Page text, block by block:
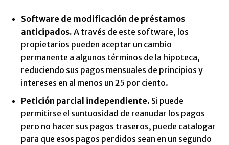
Software de modificación de préstamos
anticipados. A través de este software, los
propietarios pueden aceptar un cambio
permanente a algunos términos de la hipoteca,
reduciendo sus pagos mensuales de principios y
intereses en al menos un 25 por ciento.
Petición parcial independiente. Si puede
permitirse el suntuosidad de reanudar los pagos
pero no hacer sus pagos traseros, puede catalogar
para que esos pagos perdidos sean en un segundo